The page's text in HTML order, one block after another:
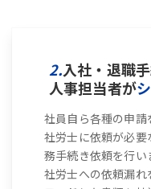
2.入社・退職
人事担当者が
社員自ら各種の申請
社労士に依頼が必
務手続き依頼を行い
社労士への依頼漏